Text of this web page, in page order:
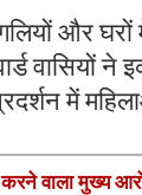
और
वासियों
में
वाला मुख्य